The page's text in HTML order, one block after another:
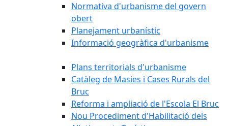
Normativa d'urbanisme del govern
obert
Planejament urbanístic
Informació geogràfica d'urbanisme
Plans territorials d'urbanisme
Catàleg de Masies i Cases Rurals del
Bruc
Reforma i ampliació de l'Escola El Bruc
Nou Procediment d'Habilitació dels